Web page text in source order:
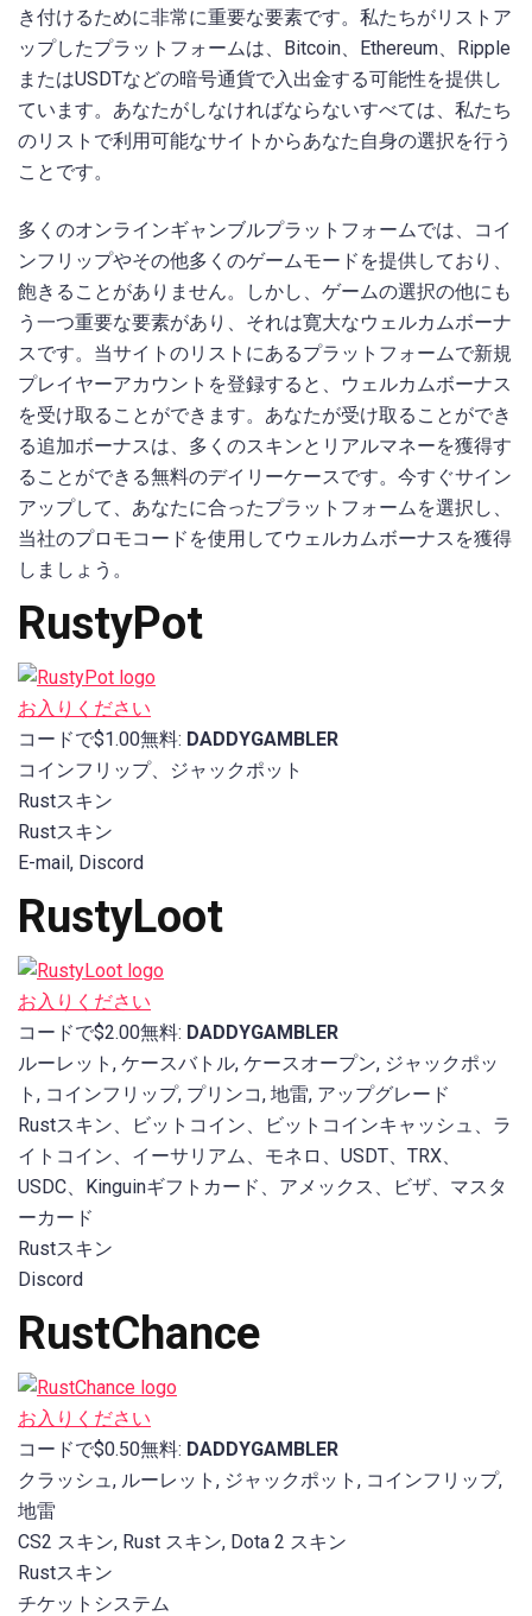
き付けるために非常に重要な要素です。私たちがリストア
ップしたプラットフォームは、Bitcoin、Ethereum、Ripple
またはUSDTなどの暗号通貨で入出金する可能性を提供し
ています。あなたがしなければならないすべては、私たち
のリストで利用可能なサイトからあなた自身の選択を行う
ことです。
多くのオンラインギャンブルプラットフォームでは、コイ
ンフリップやその他多くのゲームモードを提供しており、
飽きることがありません。しかし、ゲームの選択の他にも
う一つ重要な要素があり、それは寛大なウェルカムボーナ
スです。当サイトのリストにあるプラットフォームで新規
プレイヤーアカウントを登録すると、ウェルカムボーナス
を受け取ることができます。あなたが受け取ることができ
る追加ボーナスは、多くのスキンとリアルマネーを獲得す
ることができる無料のデイリーケースです。今すぐサイン
アップして、あなたに合ったプラットフォームを選択し、
当社のプロモコードを使用してウェルカムボーナスを獲得
しましょう。
RustyPot
お入りください
コードで$1.00無料: DADDYGAMBLER
コインフリップ、ジャックポット
Rustスキン
Rustスキン
E-mail, Discord
RustyLoot
お入りください
コードで$2.00無料: DADDYGAMBLER
ルーレット, ケースバトル, ケースオープン, ジャックポッ
ト, コインフリップ, プリンコ, 地雷, アップグレード
Rustスキン、ビットコイン、ビットコインキャッシュ、ラ
イトコイン、イーサリアム、モネロ、USDT、TRX、
USDC、Kinguinギフトカード、アメックス、ビザ、マスタ
ーカード
Rustスキン
Discord
RustChance
お入りください
コードで$0.50無料: DADDYGAMBLER
クラッシュ, ルーレット, ジャックポット, コインフリップ,
地雷
CS2 スキン, Rust スキン, Dota 2 スキン
Rustスキン
チケットシステム